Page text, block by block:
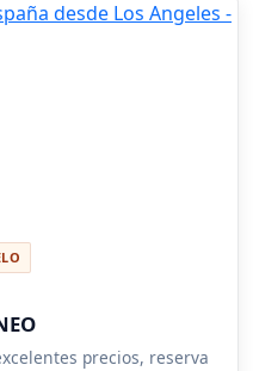
precios, reserva